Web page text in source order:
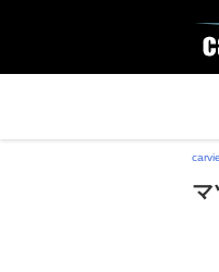
マ